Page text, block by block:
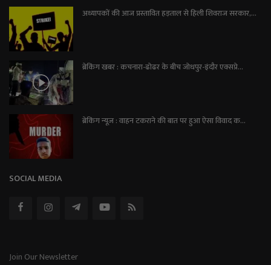
अध्यापकों की आज प्रस्तावित हड़ताल से हिली शिवराज सरकार,...
ब्रेकिंग खबर : कचनारा-ढोढर के बीच जोधपुर-इंदौर एक्सप्रे...
ब्रेकिंग न्यूज़ : वाहन टकराने की बात पर हुआ ऐसा विवाद क...
SOCIAL MEDIA
Join Our Newsletter